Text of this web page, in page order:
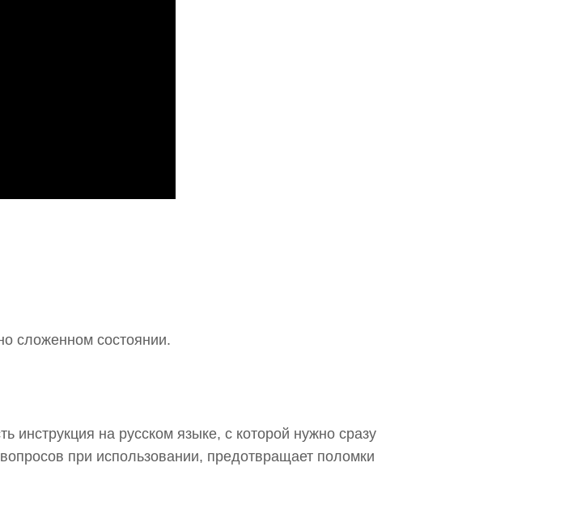
сложенном состоянии.
инструкция на русском языке, с которой нужно сразу
при использовании, предотвращает поломки